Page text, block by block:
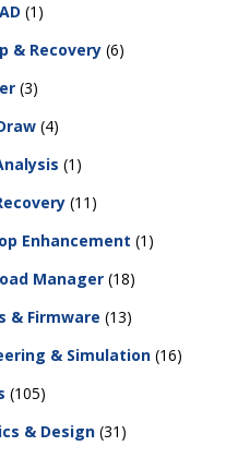
(1)
& Recovery (6)
(3)
(4)
(1)
(11)
Enhancement (1)
Manager (18)
& Firmware (13)
& Simulation (16)
(105)
& Design (31)